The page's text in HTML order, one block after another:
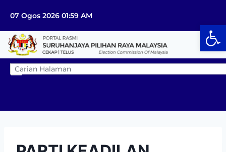
07 Ogos 2026 01:59 AM